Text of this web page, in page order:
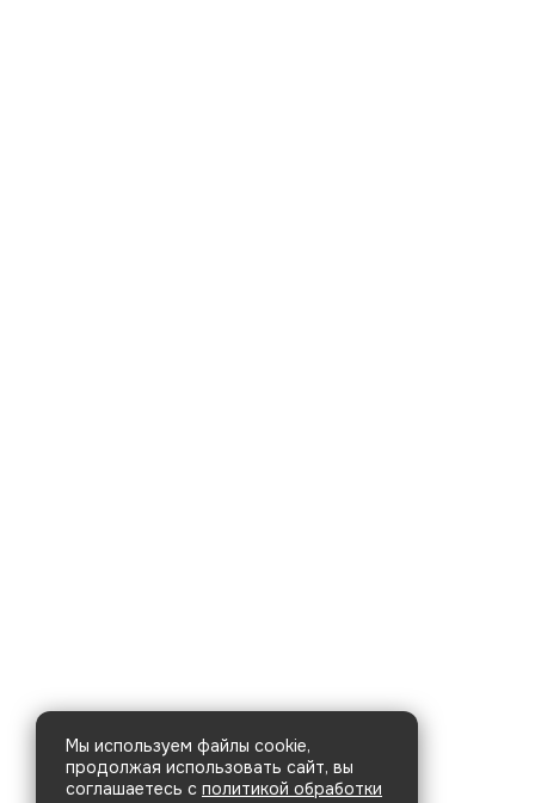
Мы используем файлы cookie,
продолжая использовать сайт, вы
соглашаетесь с политикой обработки